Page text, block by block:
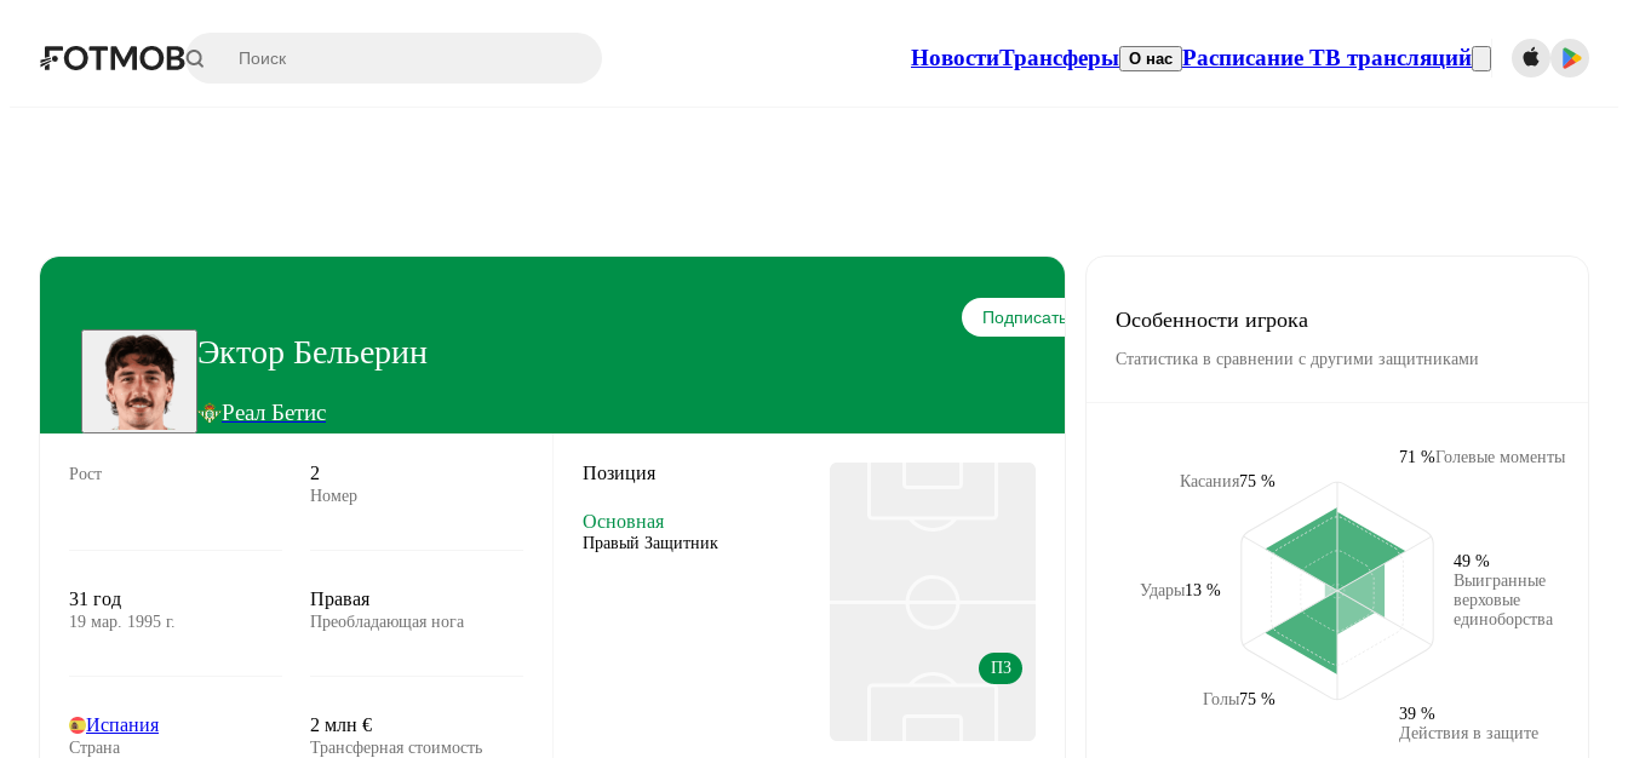
НовостиТрансферы О нас Расписание ТВ трансляций
Эктор Бельерин
Реал Бетис
Подписаться
Рост 2
Номер
31 год
19 мар. 1995 г.
Правая
Преобладающая нога
Испания
Страна
2 млн €
Трансферная стоимость
Позиция
Основная
Правый Защитник
ПЗ
Особенности игрока
Статистика в сравнении с другими защитниками
Касания75 %
Удары13 %
Голы75 %
Голевые моменты
71 %
Выигранные
верховые
единоборства
49 %
Действия в защите
39 %